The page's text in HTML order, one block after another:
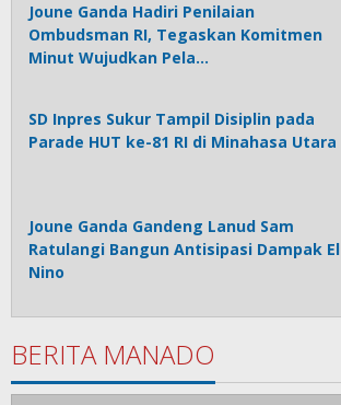
Joune Ganda Hadiri Penilaian
Ombudsman RI, Tegaskan Komitmen
Minut Wujudkan Pela…
SD Inpres Sukur Tampil Disiplin pada
Parade HUT ke-81 RI di Minahasa Utara
Joune Ganda Gandeng Lanud Sam
Ratulangi Bangun Antisipasi Dampak El
Nino
BERITA MANADO